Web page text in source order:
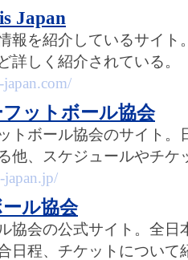
Japan
報を紹介しているサイト
詳しく紹介されている。
フットボール協会
トボール協会のサイト
他、スケジュールやチケ
ル協会
協会の公式サイト。全
日程、チケットについて